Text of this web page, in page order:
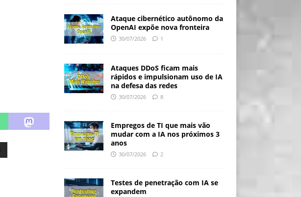
Ataque cibernético autônomo da
OpenAI expõe nova fronteira
30/07/2026 1
Ataques DDoS ficam mais
rápidos e impulsionam uso de IA
na defesa das redes
30/07/2026 8
Empregos de TI que mais vão
mudar com a IA nos próximos 3
anos
30/07/2026 2
Testes de penetração com IA se
expandem